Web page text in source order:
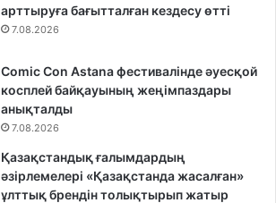
арттыруға бағытталған кездесу өтті
7.08.2026
Comic Con Astana фестивалінде әуесқой
косплей байқауының жеңімпаздары
анықталды
7.08.2026
Қазақстандық ғалымдардың
әзірлемелері «Қазақстанда жасалған»
ұлттық брендін толықтырып жатыр